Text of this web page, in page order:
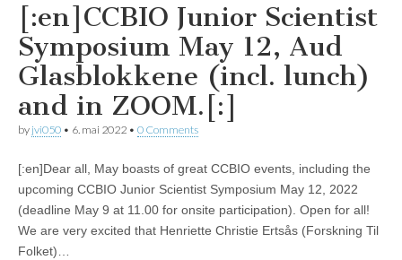
[:en]CCBIO Junior Scientist
Symposium May 12, Aud
Glasblokkene (incl. lunch)
and in ZOOM.[:]
by jvi050 • 6. mai 2022 • 0 Comments
[:en]Dear all, May boasts of great CCBIO events, including the
upcoming CCBIO Junior Scientist Symposium May 12, 2022
(deadline May 9 at 11.00 for onsite participation). Open for all!
We are very excited that Henriette Christie Ertsås (Forskning Til
Folket)…